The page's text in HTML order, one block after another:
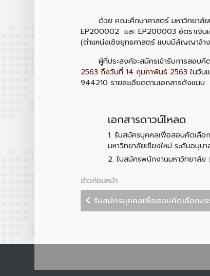
ด้วย คณะศึกษาศาสตร์ มหาวิทยาลัยเชี
EP200002 และ EP200003 อัตราเงิน
(ตำแหน่งเชิงยุทธศาสตร์ แบบมีสัญญาจ้า
ผู้ที่ประสงค์จะสมัครเข้ารับการสอบคัด
2563 ถึงวันที่ 14 กุมภาพันธ์ 2563ในวัน
944210 รายละเอียดตามเอกสารดังแนบ
เอกสารดาวน์โหลด
1.รับสมัครบุคคลเพื่อสอบคัดเลือ
มหาวิทยาลัยเชียงใหม่ ระดับอนุบ
2.ใบสมัครพนักงานมหาวิทยาลัย
ข่าวก่อนหน้า
รับสมัครบุคคลเพื่อสอบคัดเลือกบร